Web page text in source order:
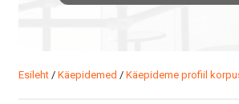
Esileht / Käepidemed / Käepideme profiil